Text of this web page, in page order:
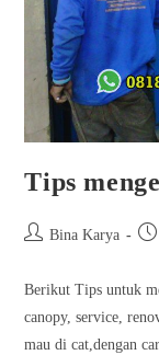
Tips
Bina Karya
Berikut Tips untuk
canopy, service,
mau di cat,dengan